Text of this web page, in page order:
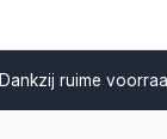
Dankzij ruime